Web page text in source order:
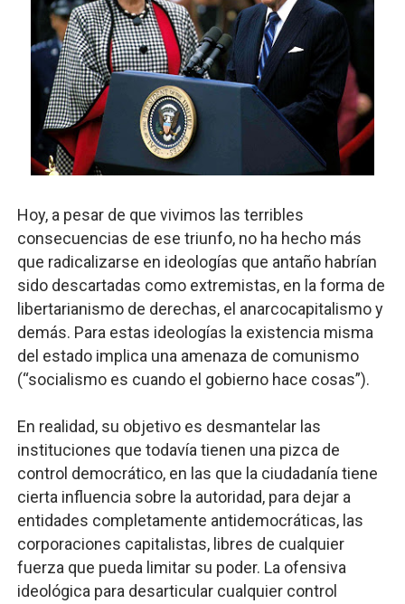
Hoy, a pesar de que vivimos las terribles
consecuencias de ese triunfo, no ha hecho más
que radicalizarse en ideologías que antaño habrían
sido descartadas como extremistas, en la forma de
libertarianismo de derechas, el anarcocapitalismo y
demás. Para estas ideologías la existencia misma
del estado implica una amenaza de comunismo
(“socialismo es cuando el gobierno hace cosas”).
En realidad, su objetivo es desmantelar las
instituciones que todavía tienen una pizca de
control democrático, en las que la ciudadanía tiene
cierta influencia sobre la autoridad, para dejar a
entidades completamente antidemocráticas, las
corporaciones capitalistas, libres de cualquier
fuerza que pueda limitar su poder. La ofensiva
ideológica para desarticular cualquier control